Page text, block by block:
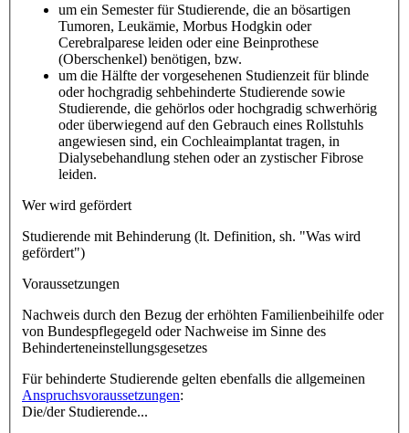
um ein Semester für Studierende, die an bösartigen
Tumoren, Leukämie, Morbus Hodgkin oder
Cerebralparese leiden oder eine Beinprothese
(Oberschenkel) benötigen, bzw.
um die Hälfte der vorgesehenen Studienzeit für blinde
oder hochgradig sehbehinderte Studierende sowie
Studierende, die gehörlos oder hochgradig schwerhörig
oder überwiegend auf den Gebrauch eines Rollstuhls
angewiesen sind, ein Cochleaimplantat tragen, in
Dialysebehandlung stehen oder an zystischer Fibrose
leiden.
Wer wird gefördert
Studierende mit Behinderung (lt. Definition, sh. "Was wird
gefördert")
Voraussetzungen
Nachweis durch den Bezug der erhöhten Familienbeihilfe oder
von Bundespflegegeld oder Nachweise im Sinne des
Behinderteneinstellungsgesetzes
Für behinderte Studierende gelten ebenfalls die allgemeinen
Anspruchsvoraussetzungen:
Die/der Studierende...